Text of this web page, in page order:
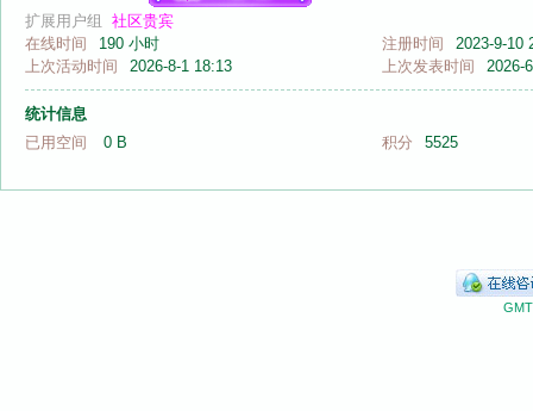
扩展用户组 社区贵宾
在线时间
190 小时 注册时间
2023-9-10
上次活动时间
2026-8-1 18:13 上次发表时间 2026-
统计信息
已用空间
0 B 积分 5525